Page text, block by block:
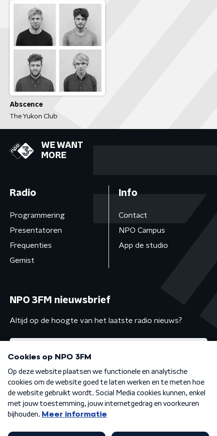
Abscence
The Yukon Club
WE WANT
MORE
Radio
Programmering
Presentatoren
Frequenties
Gemist
Info
Contact
NPO Campus
App de studio
NPO 3FM nieuwsbrief
Altijd op de hoogte van het laatste radio nieuws?
Algemene voorwaarden Privacybeleid